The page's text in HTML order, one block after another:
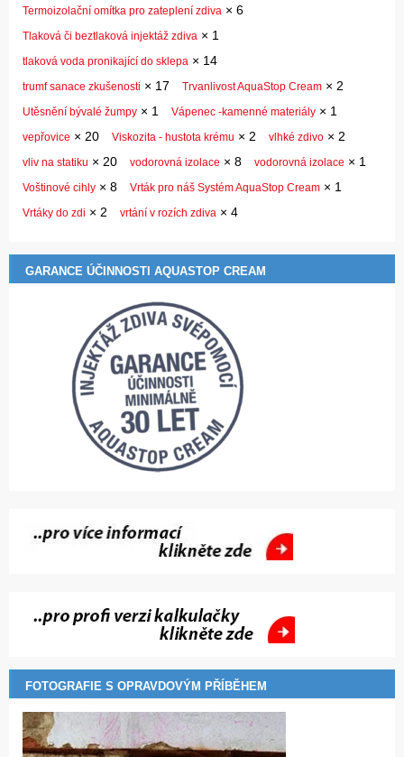
Termoizolační omítka pro zateplení zdiva × 6
Tlaková či beztlaková injektáž zdiva × 1
tlaková voda pronikající do sklepa × 14
trumf sanace zkušenosti × 17 Trvanlivost AquaStop Cream × 2
Utěsnění bývalé žumpy × 1 Vápenec -kamenné materiály × 1
vepřovice × 20 Viskozita - hustota krému × 2 vlhké zdivo × 2
vliv na statiku × 20 vodorovná izolace × 8 vodorovná izolace × 1
Voštinové cihly × 8 Vrták pro náš Systém AquaStop Cream × 1
Vrtáky do zdi × 2 vrtání v rozích zdiva × 4
GARANCE ÚČINNOSTI AQUASTOP CREAM
FOTOGRAFIE S OPRAVDOVÝM PŘÍBĚHEM